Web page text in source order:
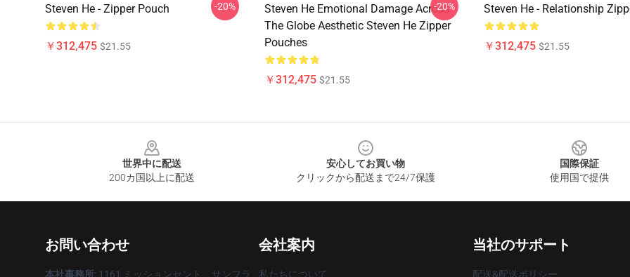
Steven He - Zipper Pouch
￥312,475 $21.55
-20%
Steven He Emotional Damage Across
The Globe Aesthetic Steven He Zipper
Pouches
￥312,475 $21.55
-20% Steven He - Relationship
￥312,475 $21.55
世界中に配送
200カ国以上に配送
安心してお買い物
クリックから配送まで24/7保護
国際保証
使用国で提供
お問い合わせ
本社事務所: 1161 ミッションセント、サンフラ
会社案内
私たちについて
当社のサポート
配送&配送ポリシー